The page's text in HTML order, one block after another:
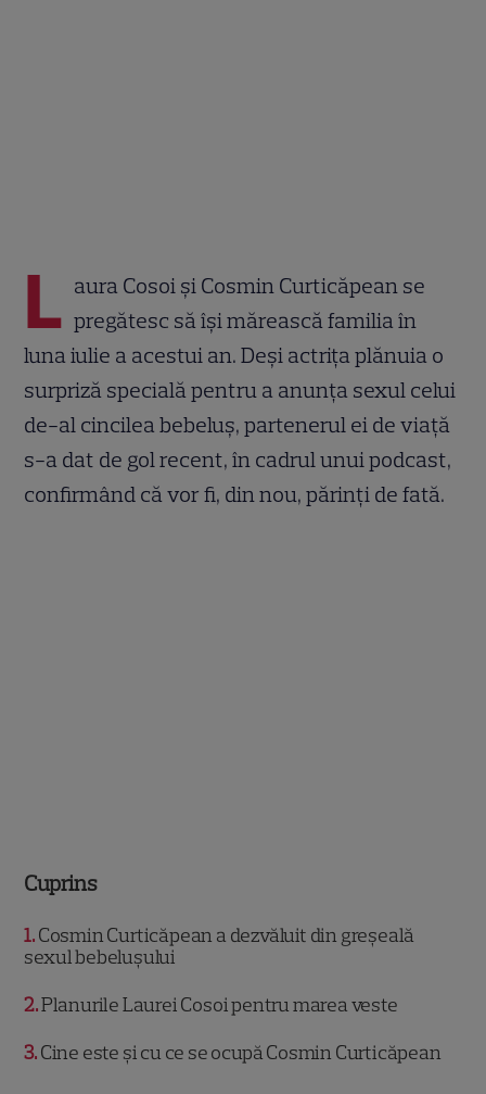
L aura Cosoi și Cosmin Curticăpean se
pregătesc să își mărească familia în
luna iulie a acestui an. Deși actrița plănuia o
surpriză specială pentru a anunța sexul celui
de-al cincilea bebeluș, partenerul ei de viață
s-a dat de gol recent, în cadrul unui podcast,
confirmând că vor fi, din nou, părinți de fată.
Cuprins
1 Cosmin Curticăpean a dezvăluit din greșeală
sexul bebelușului
2 Planurile Laurei Cosoi pentru marea veste
3 Cine este și cu ce se ocupă Cosmin Curticăpean